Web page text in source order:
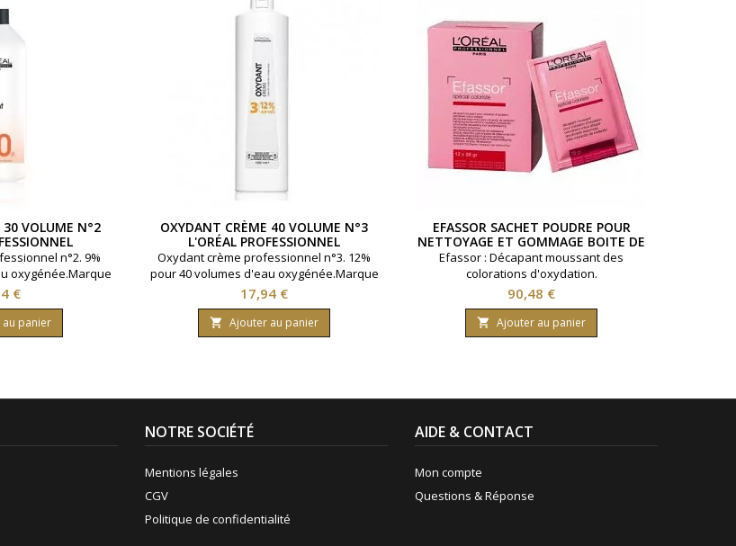
30 VOLUME N°2
n°2. 9%
oxygénée.Marque
1000
€
panier
OXYDANT CRÈME 40 VOLUME N°3
L'ORÉAL PROFESSIONNEL
Oxydant crème professionnel n°3. 12%
pour 40 volumes d'eau oxygénée.Marque
: L'Oréal Professionnel.Contenance 1000
ml.
Prix
17,94 €
 Ajouter au panier
EFASSOR SACHET POUDRE POUR
NETTOYAGE ET GOMMAGE BOITE DE
12 SACHETS DE 28GR
Efassor : Décapant moussant des
colorations d'oxydation.
Prix
90,48 €
 Ajouter au panier
NOTRE SOCIÉTÉ
Mentions légales
CGV
Politique de confidentialité
AIDE & CONTACT
Mon compte
Questions & Réponse